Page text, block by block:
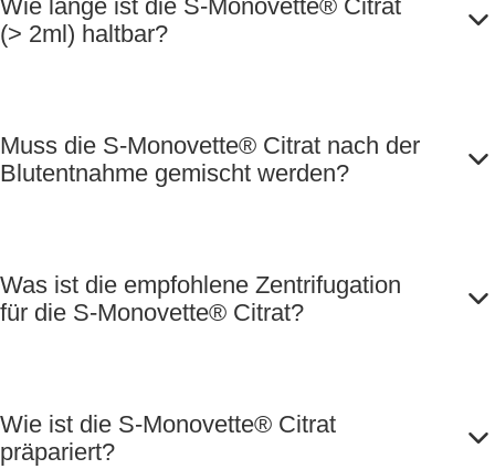
Wie lange ist die S-Monovette® Citrat
(> 2ml) haltbar?
Muss die S-Monovette® Citrat nach der
Blutentnahme gemischt werden?
Was ist die empfohlene Zentrifugation
für die S-Monovette® Citrat?
Wie ist die S-Monovette® Citrat
präpariert?